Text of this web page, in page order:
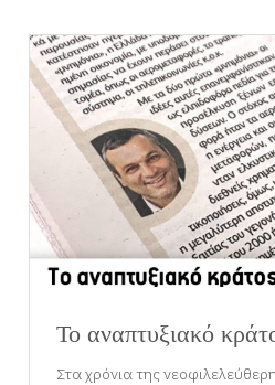
Το αναπτυξιακό
Στα χρόνια της